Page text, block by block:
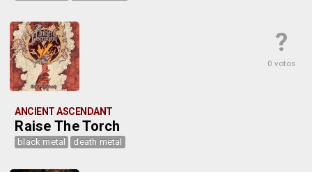
?
0 votos
ANCIENT ASCENDANT
Raise The Torch
black metal death metal